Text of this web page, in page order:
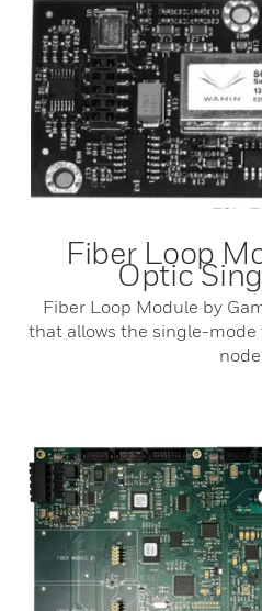
Fiber Loop
Optic
Fiber Loop Module by
that allows the single-